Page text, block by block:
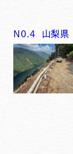
N0. 4 山梨県